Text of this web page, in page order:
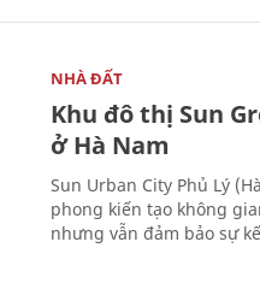
NHÀ ĐẤT
Khu đô thị Sun
ở Hà Nam
Sun Urban City Phủ Lý
phong kiến tạo không
nhưng vẫn đảm bảo sự